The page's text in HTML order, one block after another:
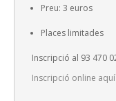
Preu: 3 euros
Places limitades
Inscripció al 93 470
Inscripció online aquí